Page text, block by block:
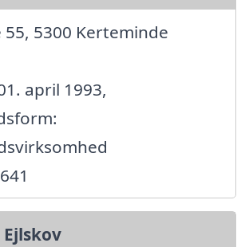
55, 5300 Kerteminde
april 1993,
Ejlskov